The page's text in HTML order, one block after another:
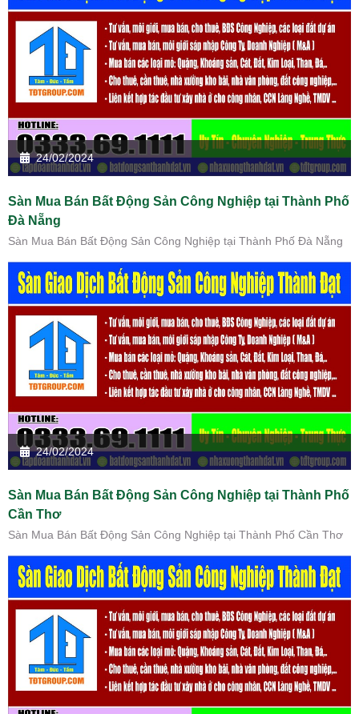
24/02/2024
Sàn Mua Bán Bất Động Sản Công Nghiệp tại Thành Phố
Đà Nẵng
Sàn Mua Bán Bất Động Sản Công Nghiệp tại Thành Phố Đà Nẵng
24/02/2024
Sàn Mua Bán Bất Động Sản Công Nghiệp tại Thành Phố
Cần Thơ
Sàn Mua Bán Bất Động Sản Công Nghiệp tại Thành Phố Cần Thơ